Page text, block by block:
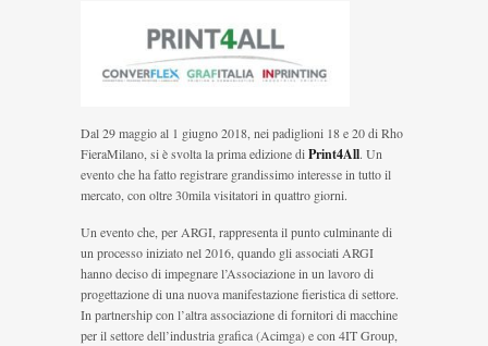
Dal 29 maggio al 1 giugno 2018, nei padiglioni 18 e 20 di Rho
FieraMilano, si è svolta la prima edizione diPrint4All. Un
evento che ha fatto registrare grandissimo interesse in tutto il
mercato, con oltre 30mila visitatori in quattro giorni.
Un evento che, per ARGI, rappresenta il punto culminante di
un processo iniziato nel 2016, quando gli associati ARGI
hanno deciso di impegnare l’Associazione in un lavoro di
progettazione di una nuova manifestazione fieristica di settore.
In partnership con l’altra associazione di fornitori di macchine
per il settore dell’industria grafica (Acimga) e con 4IT Group,